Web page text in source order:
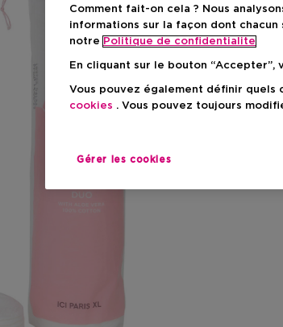
Comment fait-on cela ? Nous
informations sur la façon dont
notre Politique de confidentialite
En cliquant sur le bouton “Accepter”,
Vous pouvez également définir quels
cookies . Vous pouvez toujours
Gérer les cookies